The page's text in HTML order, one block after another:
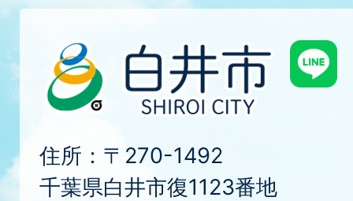
住所：〒270-1492
千葉県白井市復1123番地